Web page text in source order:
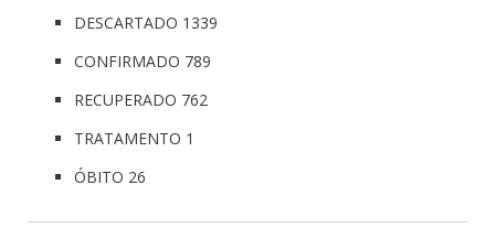
DESCARTADO 1339
CONFIRMADO 789
RECUPERADO 762
TRATAMENTO 1
ÓBITO 26